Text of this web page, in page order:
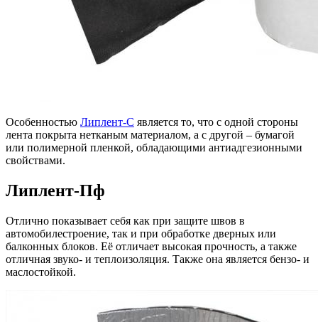
Особенностью Липлент-С является то, что с одной стороны
лента покрыта нетканым материалом, а с другой – бумагой
или полимерной пленкой, обладающими антиадгезионными
свойствами.
Липлент-Пф
Отлично показывает себя как при защите швов в
автомобилестроение, так и при обработке дверных или
балконных блоков. Её отличает высокая прочность, а также
отличная звуко- и теплоизоляция. Также она является бензо- и
маслостойкой.